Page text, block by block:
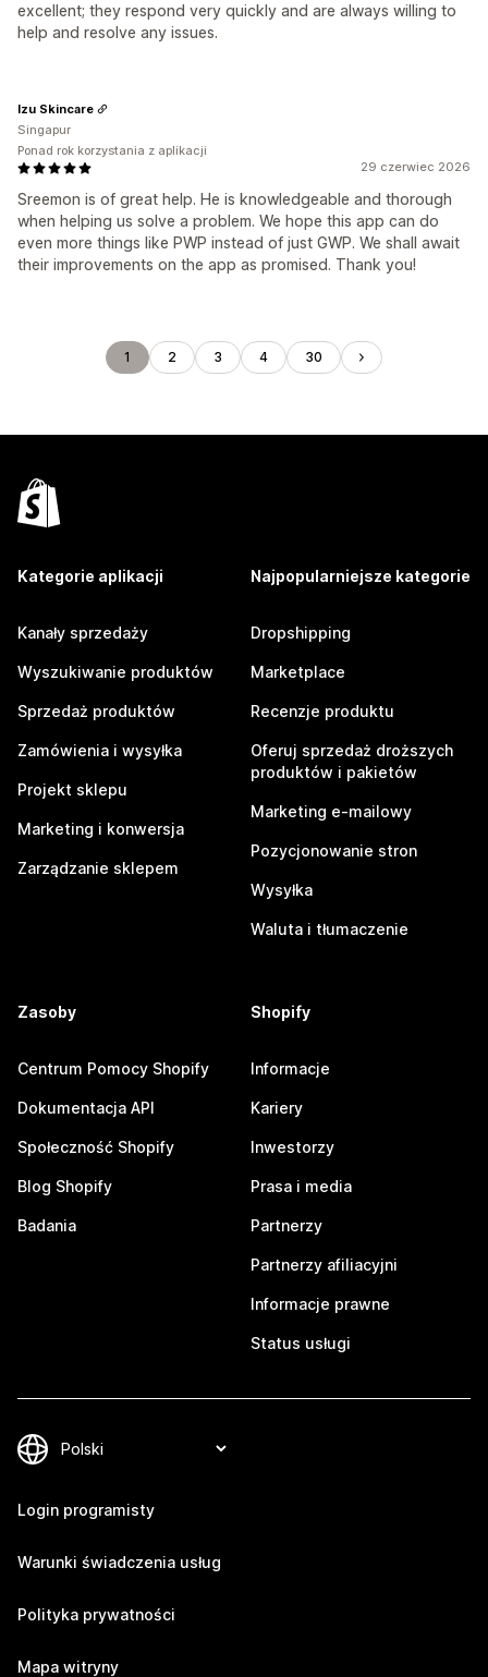
excellent; they respond very quickly and are always willing to
help and resolve any issues.
29 czerwiec 2026
Sreemon is of great help. He is knowledgeable and thorough
when helping us solve a problem. We hope this app can do
even more things like PWP instead of just GWP. We shall await
their improvements on the app as promised. Thank you!
Izu Skincare
Singapur
Ponad rok korzystania z aplikacji
1 2 3 4 30
Kategorie aplikacji
Kanały sprzedaży
Wyszukiwanie produktów
Sprzedaż produktów
Zamówienia i wysyłka
Projekt sklepu
Marketing i konwersja
Zarządzanie sklepem
Najpopularniejsze kategorie
Dropshipping
Marketplace
Recenzje produktu
Oferuj sprzedaż droższych
produktów i pakietów
Marketing e-mailowy
Pozycjonowanie stron
Wysyłka
Waluta i tłumaczenie
Zasoby
Centrum Pomocy Shopify
Dokumentacja API
Społeczność Shopify
Blog Shopify
Badania
Shopify
Informacje
Kariery
Inwestorzy
Prasa i media
Partnerzy
Partnerzy afiliacyjni
Informacje prawne
Status usługi
Login programisty
Warunki świadczenia usług
Polityka prywatności
Mapa witryny